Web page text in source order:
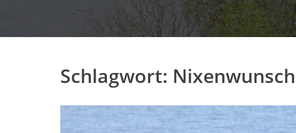
Schlagwort: Nixenwunsch